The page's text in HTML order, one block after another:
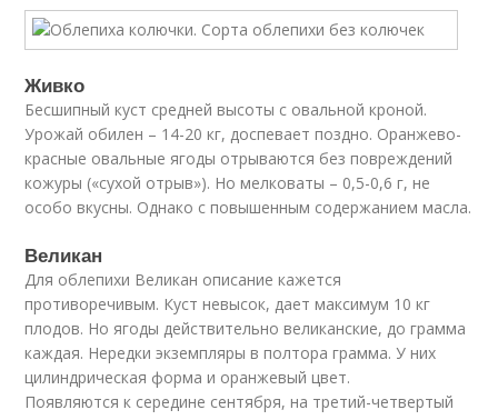
Живко
Бесшипный куст средней высоты с овальной кроной.
Урожай обилен – 14-20 кг, доспевает поздно. Оранжево-
красные овальные ягоды отрываются без повреждений
кожуры («сухой отрыв»). Но мелковаты – 0,5-0,6 г, не
особо вкусны. Однако с повышенным содержанием масла.
Великан
Для облепихи Великан описание кажется
противоречивым. Куст невысок, дает максимум 10 кг
плодов. Но ягоды действительно великанские, до грамма
каждая. Нередки экземпляры в полтора грамма. У них
цилиндрическая форма и оранжевый цвет.
Появляются к середине сентября, на третий-четвертый